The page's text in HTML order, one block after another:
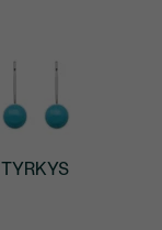
TYRKYS